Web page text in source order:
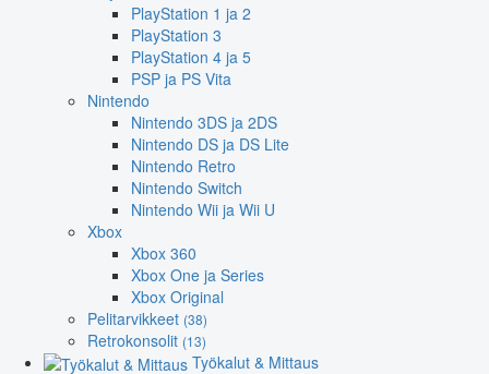
PlayStation 1 ja 2
PlayStation 3
PlayStation 4 ja 5
PSP ja PS Vita
Nintendo
Nintendo 3DS ja 2DS
Nintendo DS ja DS Lite
Nintendo Retro
Nintendo Switch
Nintendo Wii ja Wii U
Xbox
Xbox 360
Xbox One ja Series
Xbox Original
Pelitarvikkeet (38)
Retrokonsolit (13)
Työkalut & Mittaus